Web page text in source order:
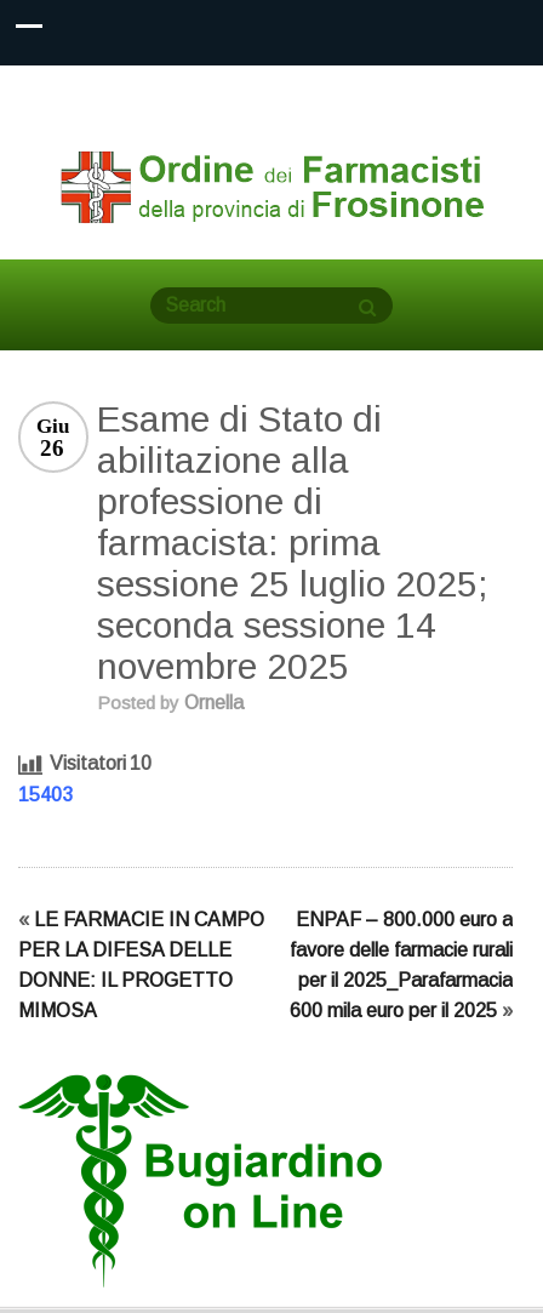
Esame di Stato di
abilitazione alla
professione di
farmacista: prima
sessione 25 luglio 2025;
seconda sessione 14
novembre 2025
Giu
26
Posted by Ornella
Visitatori 10
15403
« LE FARMACIE IN CAMPO
PER LA DIFESA DELLE
DONNE: IL PROGETTO
MIMOSA
ENPAF – 800.000 euro a
favore delle farmacie rurali
per il 2025_Parafarmacia
600 mila euro per il 2025 »